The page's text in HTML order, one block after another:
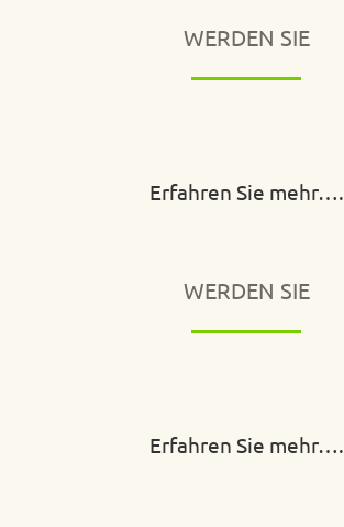
WERDEN SIE
Erfahren Sie mehr….
WERDEN SIE
Erfahren Sie mehr….